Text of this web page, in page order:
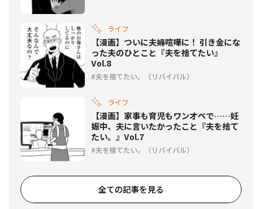
ライフ
【漫画】ついに夫婦喧嘩に！ 引き金にな
った夫のひとこと『夫を捨てたい』
Vol.8
夫を捨てたい。（リバイバル）
ライフ
【漫画】家事も育児もワンオペで……妊
娠中、夫に言いたかったこと『夫を捨て
たい。』Vol.7
夫を捨てたい。（リバイバル）
全ての記事を見る